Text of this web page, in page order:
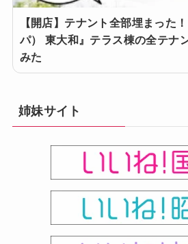
【開店】テナント全部埋まった
パ） 東大和』テラス棟の全テナ
みた
姉妹サイト